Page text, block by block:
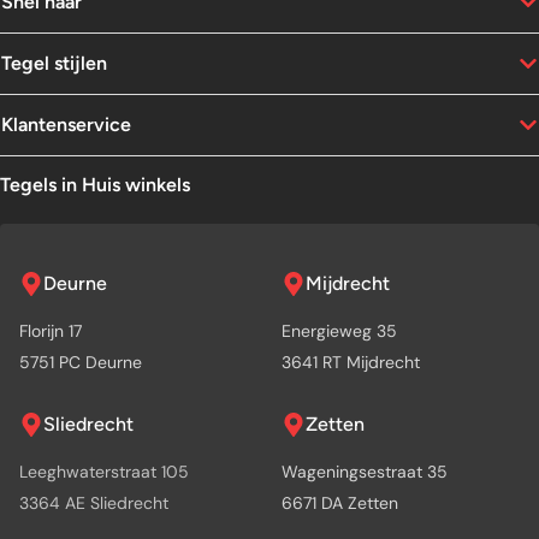
Tegel stijlen
Klantenservice
Tegels in Huis winkels
Deurne
Florijn 17
5751 PC Deurne
Mijdrecht
Energieweg 35
3641 RT Mijdrecht
Sliedrecht
Leeghwaterstraat 105
3364 AE Sliedrecht
Zetten
Wageningsestraat 35
6671 DA Zetten